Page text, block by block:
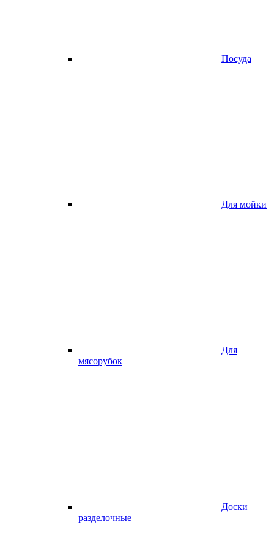
Посуда
Для мойки
Для
мясорубок
Доски
разделочные